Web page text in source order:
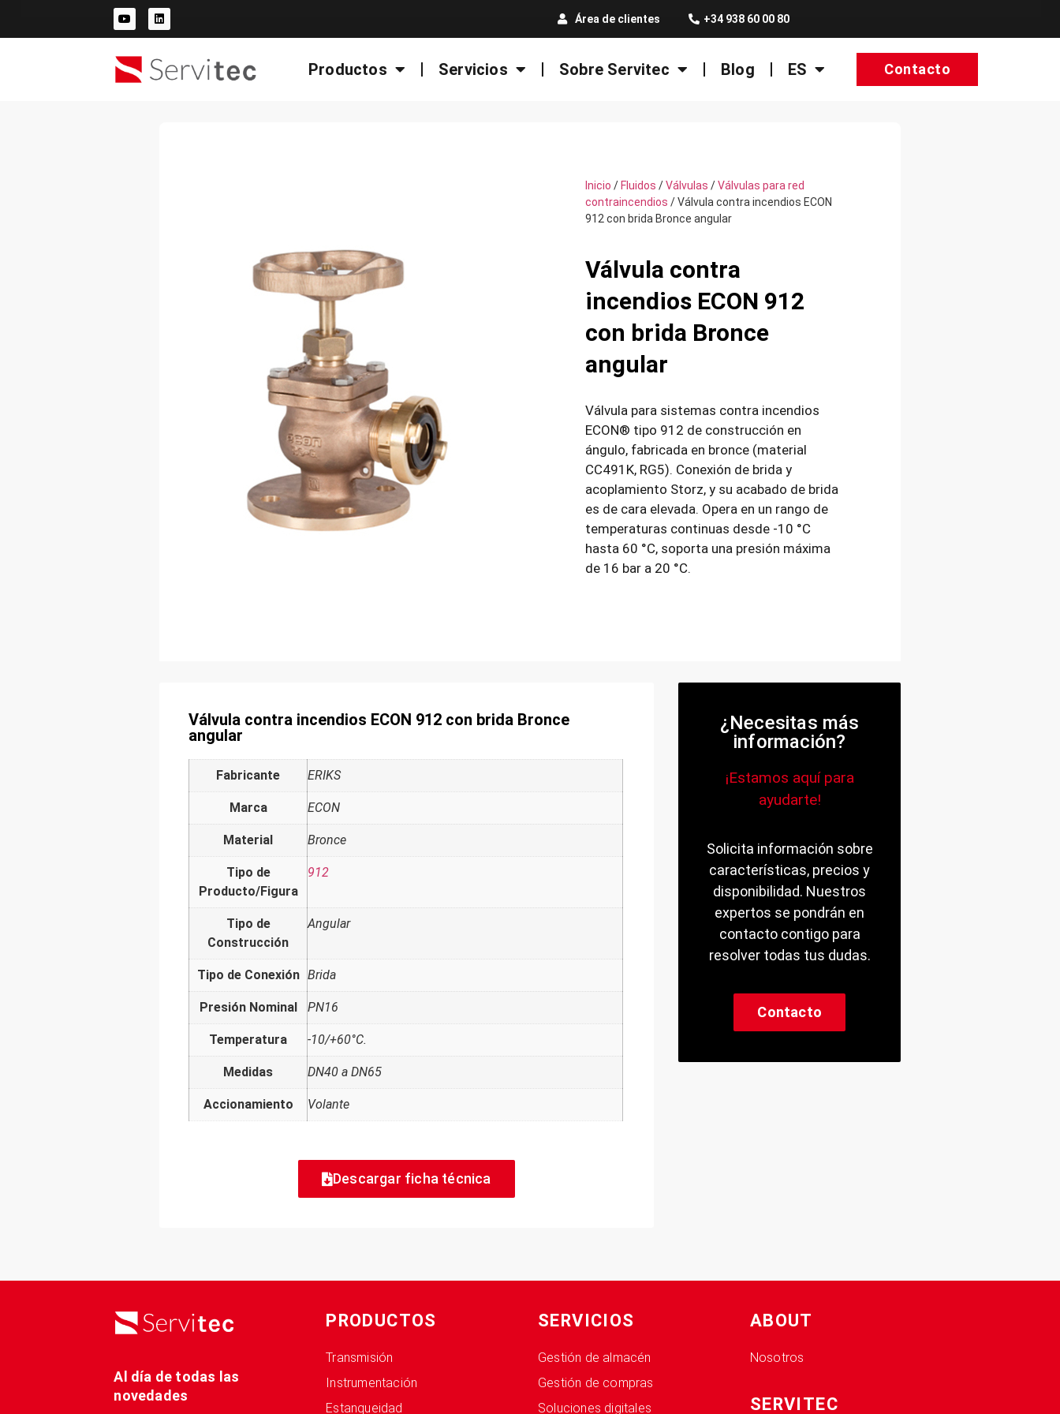
Área de clientes +34 938 60 00 80
Productos Servicios Sobre Servitec Blog ES Contacto
Inicio / Fluidos /Válvulas /Válvulas para red
contraincendios / Válvula contra incendios ECON
912 con brida Bronce angular
Válvula contra
incendios ECON 912
con brida Bronce
angular
Válvula para sistemas contra incendios
ECON® tipo 912 de construcción en
ángulo, fabricada en bronce (material
CC491K, RG5). Conexión de brida y
acoplamiento Storz, y su acabado de brida
es de cara elevada. Opera en un rango de
temperaturas continuas desde -10 °C
hasta 60 °C, soporta una presión máxima
de 16 bar a 20 °C.
Válvula contra incendios ECON 912 con brida Bronce
angular
Fabricante ERIKS
Marca ECON
Material Bronce
Tipo de
Producto/Figura
912
Tipo de
Construcción
Angular
Tipo de Conexión Brida
Presión Nominal PN16
Temperatura -10/+60°C.
Medidas DN40 a DN65
Accionamiento Volante
Descargar ficha técnica
¿Necesitas más
información?
¡Estamos aquí para
ayudarte!
Solicita información sobre
características, precios y
disponibilidad. Nuestros
expertos se pondrán en
contacto contigo para
resolver todas tus dudas.
Contacto
Al día de todas las
novedades
PRODUCTOS
Transmisión
Instrumentación
Estanqueidad
SERVICIOS
Gestión de almacén
Gestión de compras
Soluciones digitales
ABOUT
Nosotros
SERVITEC